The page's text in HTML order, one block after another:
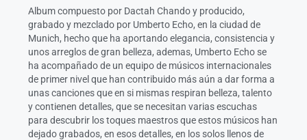
Album compuesto por Dactah Chando y producido,
grabado y mezclado por Umberto Echo, en la ciudad de
Munich, hecho que ha aportando elegancia, consistencia y
unos arreglos de gran belleza, ademas, Umberto Echo se
ha acompañado de un equipo de músicos internacionales
de primer nivel que han contribuido más aún a dar forma a
unas canciones que en si mismas respiran belleza, talento
y contienen detalles, que se necesitan varias escuchas
para descubrir los toques maestros que estos músicos han
dejado grabados, en esos detalles, en los solos llenos de